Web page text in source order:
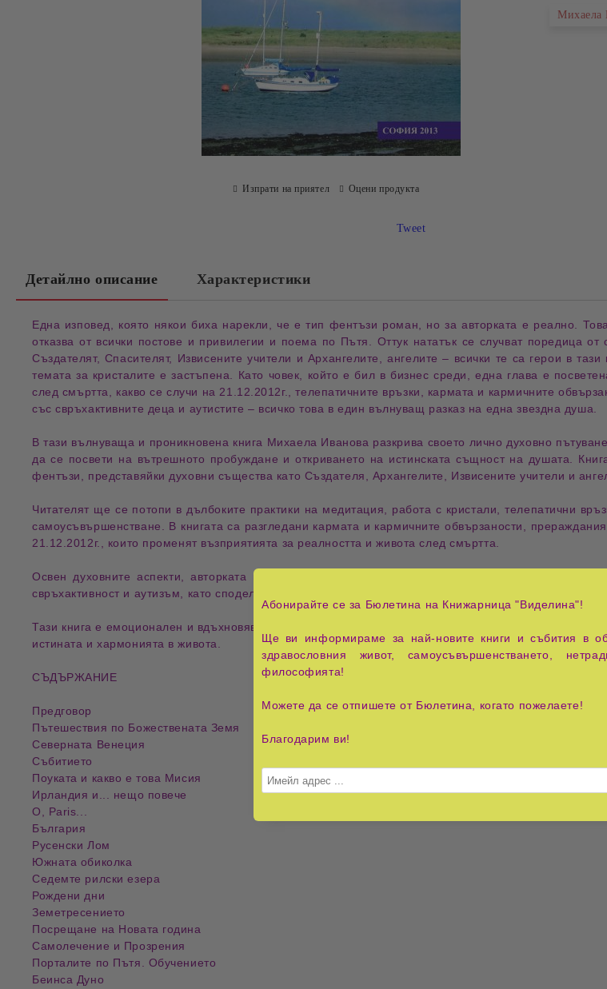
Михаела
Изпрати на приятел Оцени продукта
Tweet
Детайлно описание Характеристики
Една изповед , която някои биха нарекли, че е тип фентъзи роман , но за авторката е реално .
отказва от всички постове и привилегии и поема по Пътя . Оттук нататък се случват поредица от
Създателят, Спасителят, Извисените учители и Архангелите ,ангелите – всички те са герои в тази
темата за кристалите е застъпена. Като човек, който е бил в бизнес среди , една глава е
след смъртта
, какво се случи на 21.12.2012г. ,телепатичните връзки кармата и кармичните
със свръхактивните деца и аутистите – всичко това в един вълнуващ разказ на едназвездна душа
В тази вълнуваща и проникновена книга Михаела Иванова разкрива своето лично духовно пътуване
да се посвети на вътрешното пробуждане иоткриването на истинската същност на душата.
фентъзи
, представяйки духовни същества като Създателя, Архангелите, Извисените учители и
Читателят ще се потопи в дълбоките практики на медитация работа с кристали ,телепатични
самоусъвършенстване
. В книгата са разгледани кармата и кармичните обвързаности
21.12.2012г.
, които променят възприятията за реалността и живота след смъртта
Освен духовните аспекти, авторката предлага и
свръхактивност и аутизъм , като споделя своите
Тази книга е емоционален и вдъхновяващ разказ
истината и хармонията в живота
СЪДЪРЖАНИЕ
Предговор
Пътешествия по Божествената Земя
Северната Венеция
Събитието
Поуката и какво е това Мисия
Ирландия и... нещо повече
O, Paris...
България
Русенски Лом
Южната обиколка
Седемте рилски езера
Рождени дни
Земетресението
Посрещане на Новата година
Самолечение и Прозрения
Порталите по Пътя. Обучението
Беинса Дуно
Абонирайте се за Бюлетина на Книжарница "Виделина"!
Ще ви информираме за най-новите книги и събития в
здравословния живот, самоусъвършенстването,
философията!
Можете да се отпишете от Бюлетина, когато пожелаете!
Благодарим ви!